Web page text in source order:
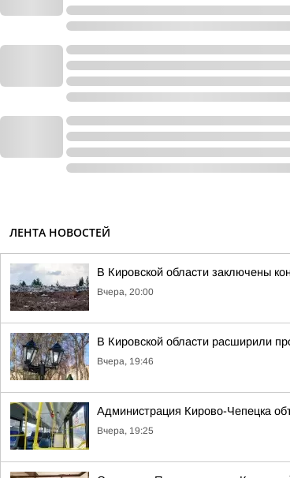
ЛЕНТА НОВОСТЕЙ
В Кировской области заключены
Вчера, 20:00
В Кировской области расширили
Вчера, 19:46
Администрация Кирово-Чепецка
Вчера, 19:25